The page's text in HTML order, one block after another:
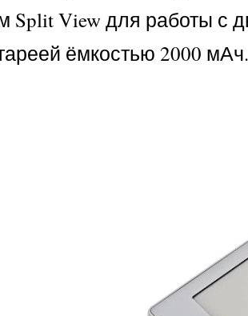
Split View для работы
ёмкостью 2000